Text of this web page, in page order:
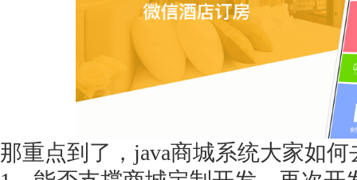
那重点到了， java商城系统大家如
1万个想法不如1次的方案落地
扫码添加[商务总监]沟通方案